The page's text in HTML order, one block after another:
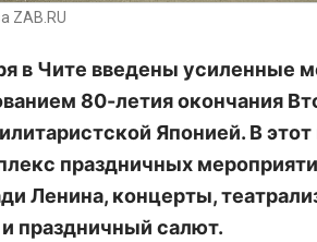
ZAB.RU
в Чите введены усиленные
80-летия окончания
Японией. В
праздничных
Ленина, концерты,
праздничный салют.